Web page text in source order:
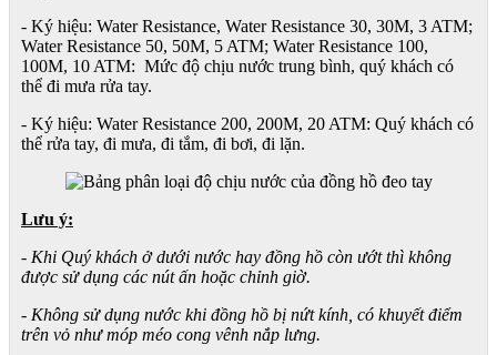
- Ký hiệu: Water Resistance, Water Resistance 30, 30M, 3 ATM;
Water Resistance 50, 50M, 5 ATM; Water Resistance 100,
100M, 10 ATM: Mức độ chịu nước trung bình, quý khách có
thể đi mưa rửa tay.
- Ký hiệu: Water Resistance 200, 200M, 20 ATM: Quý khách có
thể rửa tay, đi mưa, đi tắm, đi bơi, đi lặn.
Lưu ý:
- Khi Quý khách ở dưới nước hay đồng hồ còn ướt thì không
được sử dụng các nút ấn hoặc chỉnh giờ.
- Không sử dụng nước khi đồng hồ bị nứt kính, có khuyết điểm
trên vỏ như móp méo cong vênh nắp lưng.